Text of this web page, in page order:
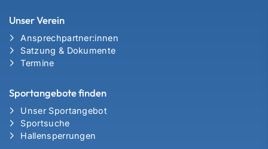
Unser Verein
Ansprechpartner:innen
Satzung & Dokumente
Termine
Sportangebote finden
Unser Sportangebot
Sportsuche
Hallensperrungen